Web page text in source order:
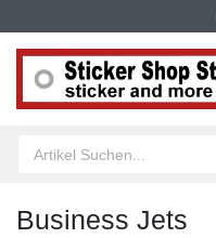
Business Jets